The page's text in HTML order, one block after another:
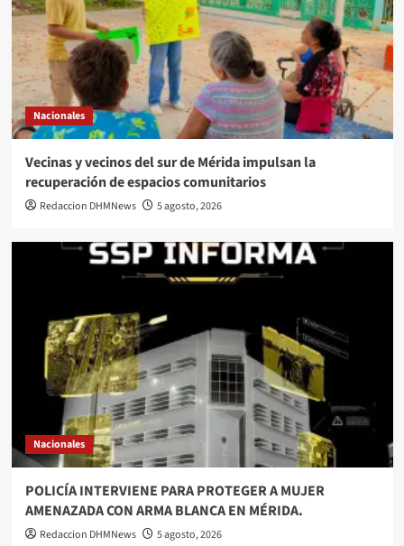
Nacionales
Vecinas y vecinos del sur de Mérida impulsan la
recuperación de espacios comunitarios
Redaccion DHMNews 5 agosto, 2026
Nacionales
POLICÍA INTERVIENE PARA PROTEGER A MUJER
AMENAZADA CON ARMA BLANCA EN MÉRIDA.
Redaccion DHMNews 5 agosto, 2026